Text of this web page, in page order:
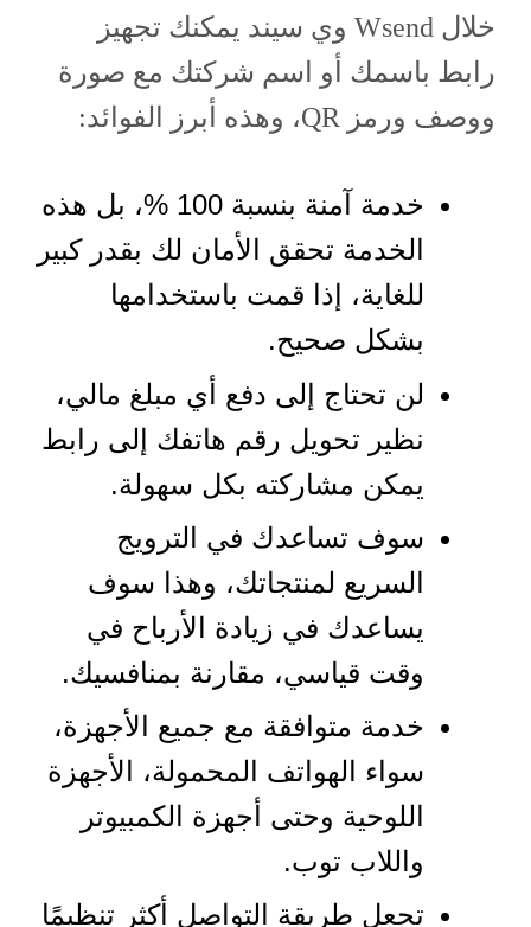
خلال Wsend وي سيند يمكنك تجهيز
رابط باسمك أو اسم شركتك مع صورة
ووصف ورمز QR، وهذه أبرز الفوائد:
خدمة آمنة بنسبة 100 %، بل هذه
الخدمة تحقق الأمان لك بقدر كبير
للغاية، إذا قمت باستخدامها
بشكل صحيح.
لن تحتاج إلى دفع أي مبلغ مالي،
نظير تحويل رقم هاتفك إلى رابط
يمكن مشاركته بكل سهولة.
سوف تساعدك في الترويج
السريع لمنتجاتك، وهذا سوف
يساعدك في زيادة الأرباح في
وقت قياسي، مقارنة بمنافسيك.
خدمة متوافقة مع جميع الأجهزة،
سواء الهواتف المحمولة، الأجهزة
اللوحية وحتى أجهزة الكمبيوتر
واللاب توب.
تجعل طريقة التواصل أكثر تنظيمًا